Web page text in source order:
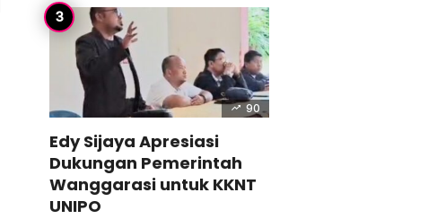
90
Edy Sijaya Apresiasi
Dukungan Pemerintah
Wanggarasi untuk KKNT
UNIPO